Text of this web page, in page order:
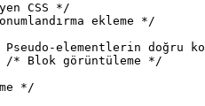
CSS */
ekleme */
elementlerin doğru
/* Blok görüntüleme */
*/